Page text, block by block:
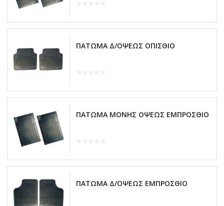
ΠΑΤΩΜΑ Δ/ΟΨΕΩΣ ΟΠΙΣΘΙΟ
ΠΑΤΩΜΑ ΜΟΝΗΣ ΟΨΕΩΣ ΕΜΠΡΟΣΘΙΟ
ΠΑΤΩΜΑ Δ/ΟΨΕΩΣ ΕΜΠΡΟΣΘΙΟ